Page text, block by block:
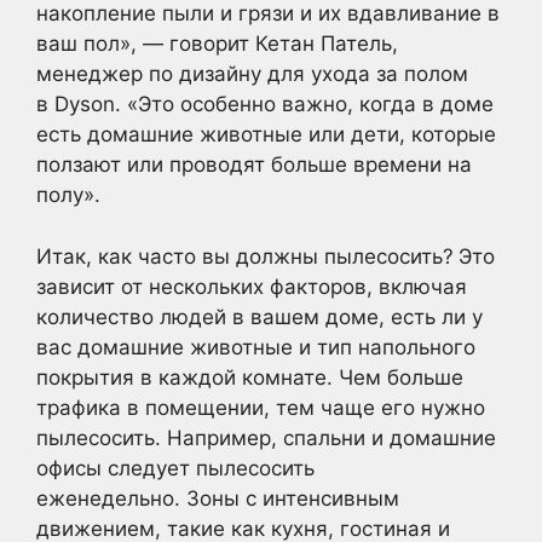
накопление пыли и грязи и их вдавливание в
ваш пол», — говорит Кетан Патель,
менеджер по дизайну для ухода за полом
в Dyson. «Это особенно важно, когда в доме
есть домашние животные или дети, которые
ползают или проводят больше времени на
полу».
Итак, как часто вы должны пылесосить? Это
зависит от нескольких факторов, включая
количество людей в вашем доме, есть ли у
вас домашние животные и тип напольного
покрытия в каждой комнате. Чем больше
трафика в помещении, тем чаще его нужно
пылесосить. Например, спальни и домашние
офисы следует пылесосить
еженедельно. Зоны с интенсивным
движением, такие как кухня, гостиная и